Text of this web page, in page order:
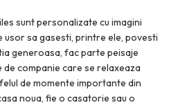
sunt personalizate cu imagini
sa gasesti, printre ele, povesti
generoasa, fac parte peisaje
de companie care se relaxeaza
de momente importante din
noua, fie o casatorie sau o